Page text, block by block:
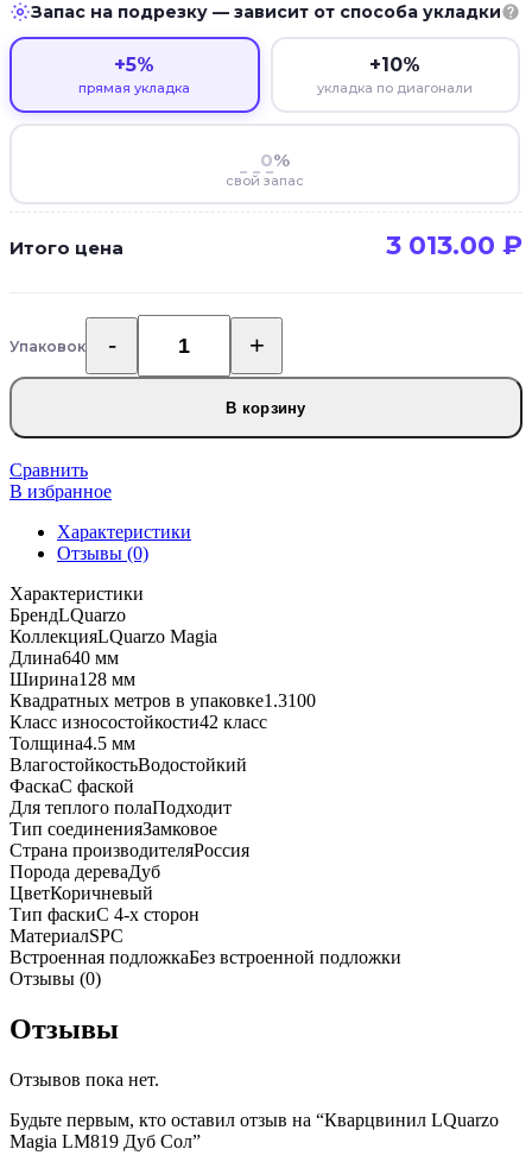
Запас на подрезку — зависит от способа укладки
+5%
прямая укладка
+10%
укладка по диагонали
%
свой запас
Итого цена 3 013.00 ₽
УпаковокКоличество
товара
Magia
LM819
Дуб
В корзину
Сравнить
В избранное
Характеристики
Отзывы (0)
Характеристики
БрендLQuarzo
КоллекцияLQuarzo Magia
Длина640 мм
Ширина128 мм
Квадратных метров в упаковке1.3100
Класс износостойкости42 класс
Толщина4.5 мм
ВлагостойкостьВодостойкий
ФаскаС фаской
Для теплого полаПодходит
Тип соединенияЗамковое
Страна производителяРоссия
Порода дереваДуб
ЦветКоричневый
Тип фаскиС 4-х сторон
МатериалSPC
Встроенная подложкаБез встроенной подложки
Отзывы (0)
Отзывы
Отзывов пока нет.
Будьте первым, кто оставил отзыв на “Кварцвинил LQuarzo
Magia LM819 Дуб Сол”